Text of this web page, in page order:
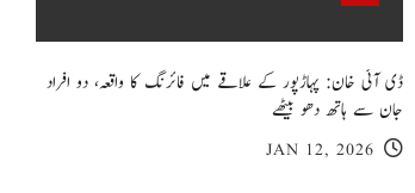
ڈی آئی خان: پہاڑپور کے علاقے میں فائرنگ کا واقعہ، دو افراد
جان سے ہاتھ دھو بیٹھے
JAN 12, 2026